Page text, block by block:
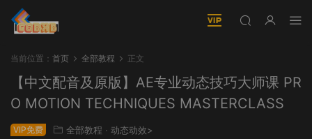
当前位置： 首页 全部教程 正文
【中文配音及原版】AE专业动态技巧大师课 PR
O MOTION TECHNIQUES MASTERCLASS
VIP免费 全部教程 · 动态动效>